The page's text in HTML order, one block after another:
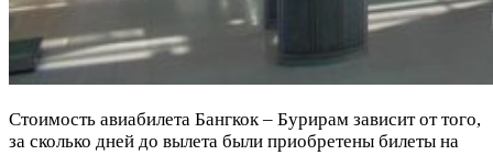
Стоимость авиабилета Бангкок – Бурирам зависит от того,
за сколько дней до вылета были приобретены билеты на